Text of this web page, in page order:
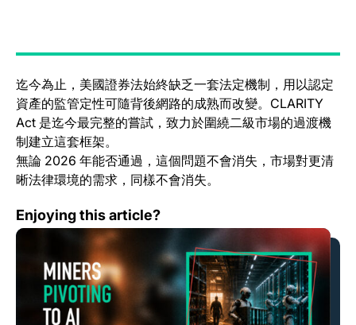
迄今為止，美國證券法始終缺乏一套法定機制，用以認定
資產的監管定性可隨背後網路的成熟而改變。CLARITY
Act 是迄今最完整的嘗試，致力於圍繞二級市場的過渡機
制建立這套框架。
無論 2026 年能否通過，這個問題不會消失，市場對更清
晰法律環境的需求，同樣不會消失。
Enjoying this article?
AI 轉型潮之於比特幣礦商與比特幣的意義